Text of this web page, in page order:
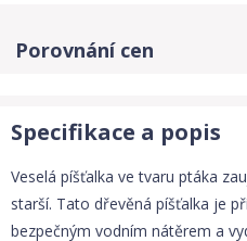
Porovnání cen
Specifikace a popis
Veselá píšťalka ve tvaru ptáka
starší. Tato dřevěná píšťalka je
bezpečným vodním nátěrem a